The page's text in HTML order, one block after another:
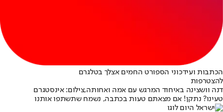
הכתבות ועידכוני הספורט החמים אצלך בטלגרם
להצטרפות
דנה וושצינה באיחוד המרגש עם אמה ואחותה,צילום: אינסטגרם
טעינו? נתקן! אם מצאתם טעות בכתבה, נשמח שתשתפו אותנו